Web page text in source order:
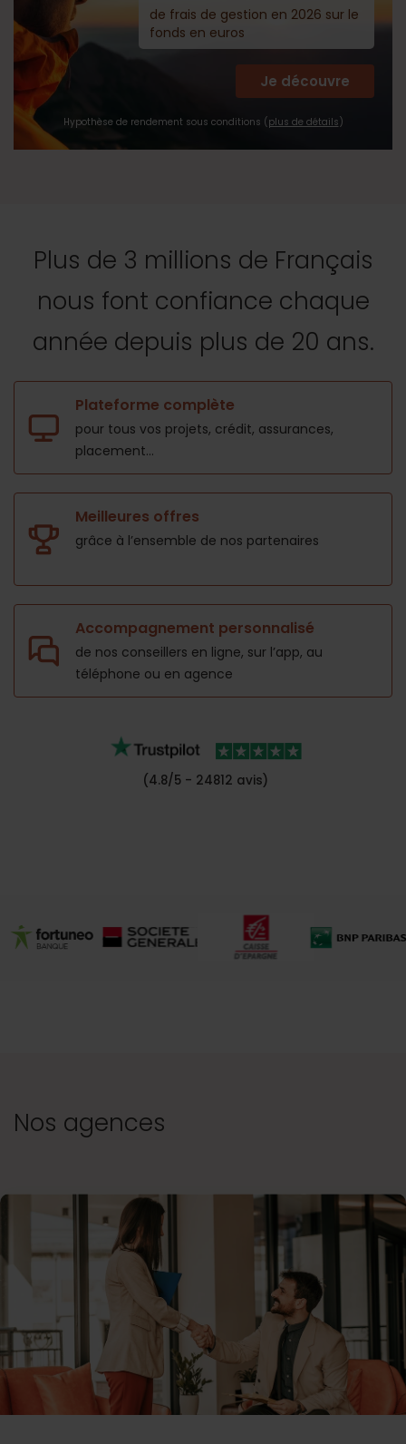
de frais de gestion en 2026 sur le
fonds en euros
Hypothèse de rendement sous conditions ( plus de détails )
Je découvre
Plus de 3 millions de Français
nous font confiance chaque
année depuis plus de 20 ans.
Plateforme complète
pour tous vos projets, crédit, assurances,
placement...
Meilleures offres
grâce à l’ensemble de nos partenaires
Accompagnement personnalisé
de nos conseillers en ligne, sur l’app, au
téléphone ou en agence
(4.8/5 - 24812 avis)
Nos agences